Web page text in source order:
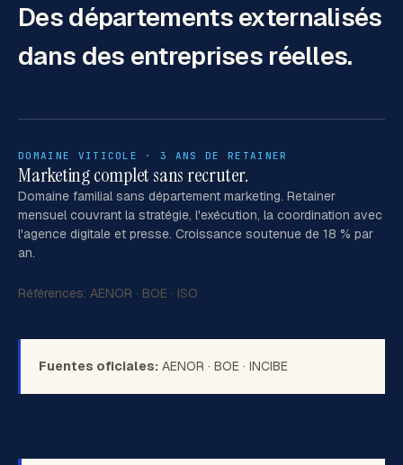
Des départements externalisés
dans des entreprises réelles.
DOMAINE VITICOLE · 3 ANS DE RETAINER
Marketing complet sans recruter.
Domaine familial sans département marketing. Retainer
mensuel couvrant la stratégie, l'exécution, la coordination avec
l'agence digitale et presse. Croissance soutenue de 18 % par
an.
Références: AENOR · BOE · ISO
Fuentes oficiales: AENOR · BOE · INCIBE